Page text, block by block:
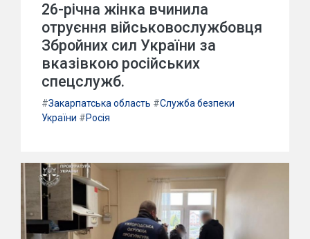
26-річна жінка вчинила
отруєння військовослужбовця
Збройних сил України за
вказівкою російських
спецслужб.
#Закарпатська область #Служба безпеки
України #Росія